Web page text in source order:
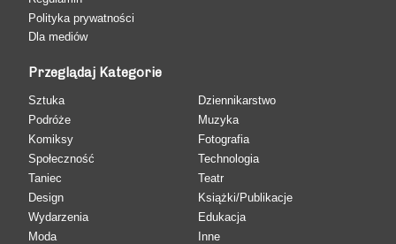
Polityka prywatności
Dla mediów
Przeglądaj Kategorie
Sztuka
Podróże
Komiksy
Społeczność
Taniec
Design
Wydarzenia
Moda
Dziennikarstwo
Muzyka
Fotografia
Technologia
Teatr
Książki/Publikacje
Edukacja
Inne